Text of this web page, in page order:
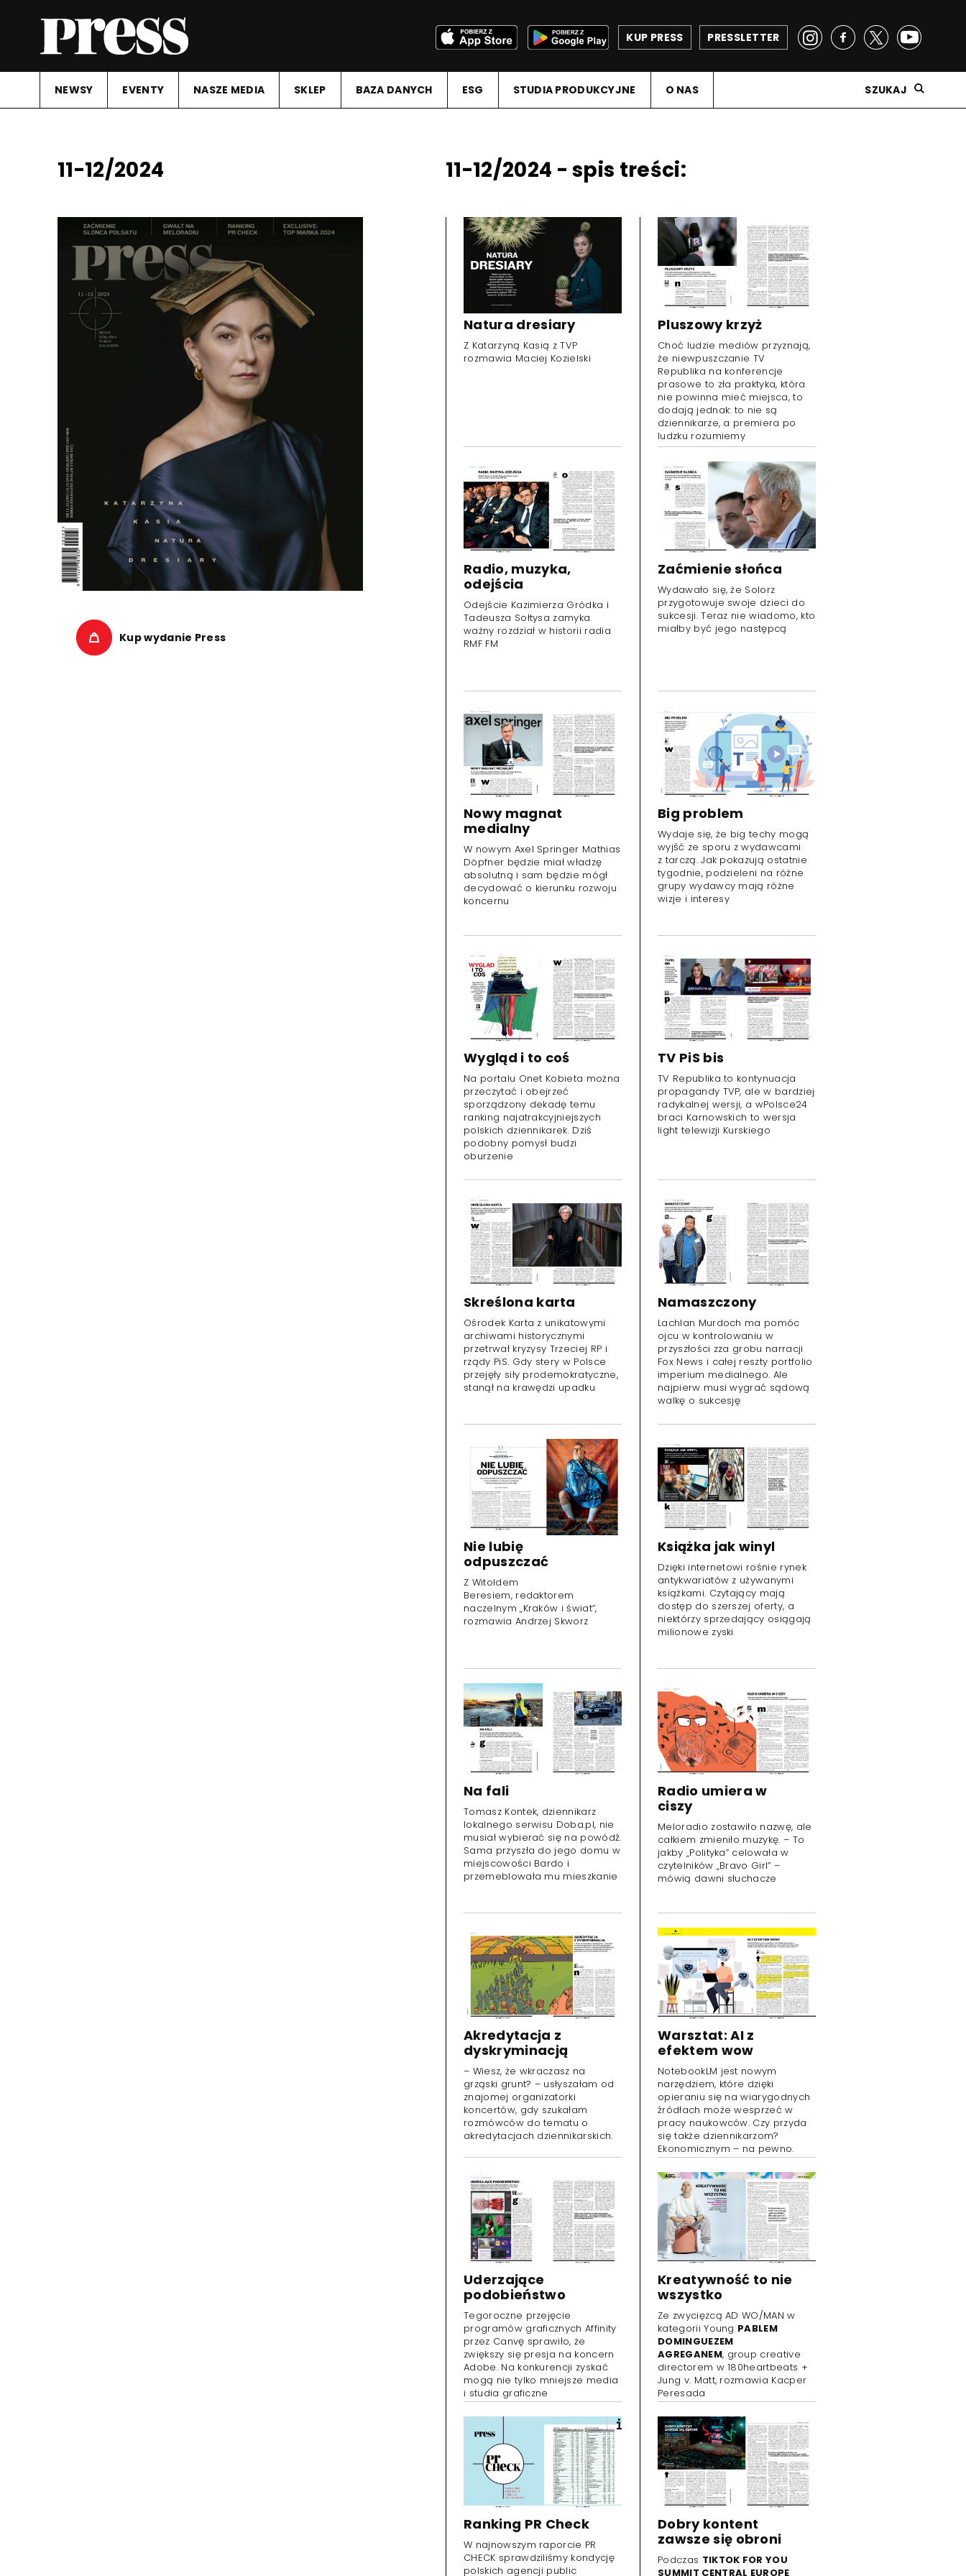
PRESSLETTER
KUP PRESS
NEWSY EVENTY NASZE MEDIA SKLEP BAZA DANYCH ESG STUDIA PRODUKCYJNE O NAS SZUKAJ
11-12/2024
Kup wydanie Press
11-12/2024 - spis treści:
Natura dresiary
Z Katarzyną Kasią z TVP
rozmawia Maciej Kozielski
Pluszowy krzyż
Choć ludzie mediów przyznają,
że niewpuszczanie TV
Republika na konferencje
prasowe to zła praktyka, która
nie powinna mieć miejsca, to
dodają jednak: to nie są
dziennikarze, a premiera po
ludzku rozumiemy
Radio, muzyka,
odejścia
Odejście Kazimierza Gródka i
Tadeusza Sołtysa zamyka
ważny rozdział w historii radia
RMF FM
Zaćmienie słońca
Wydawało się, że Solorz
przygotowuje swoje dzieci do
sukcesji. Teraz nie wiadomo, kto
miałby być jego następcą
Nowy magnat
medialny
W nowym Axel Springer Mathias
Döpfner będzie miał władzę
absolutną i sam będzie mógł
decydować o kierunku rozwoju
koncernu
Big problem
Wydaje się, że big techy mogą
wyjść ze sporu z wydawcami
z tarczą. Jak pokazują ostatnie
tygodnie, podzieleni na różne
grupy wydawcy mają różne
wizje i interesy
Wygląd i to coś
Na portalu Onet Kobieta można
przeczytać i obejrzeć
sporządzony dekadę temu
ranking najatrakcyjniejszych
polskich dziennikarek. Dziś
podobny pomysł budzi
oburzenie
TV PiS bis
TV Republika to kontynuacja
propagandy TVP, ale w bardziej
radykalnej wersji, a wPolsce24
braci Karnowskich to wersja
light telewizji Kurskiego
Skreślona karta
Ośrodek Karta z unikatowymi
archiwami historycznymi
przetrwał kryzysy Trzeciej RP i
rządy PiS. Gdy stery w Polsce
przejęły siły prodemokratyczne,
stanął na krawędzi upadku
Namaszczony
Lachlan Murdoch ma pomóc
ojcu w kontrolowaniu w
przyszłości zza grobu narracji
Fox News i całej reszty portfolio
imperium medialnego. Ale
najpierw musi wygrać sądową
walkę o sukcesję
Nie lubię
odpuszczać
Z Witoldem
Beresiem, redaktorem
naczelnym „Kraków i świat”,
rozmawia Andrzej Skworz
Książka jak winyl
Dzięki internetowi rośnie rynek
antykwariatów z używanymi
książkami. Czytający mają
dostęp do szerszej oferty, a
niektórzy sprzedający osiągają
milionowe zyski
Na fali
Tomasz Kontek, dziennikarz
lokalnego serwisu Doba.pl, nie
musiał wybierać się na powódź.
Sama przyszła do jego domu w
miejscowości Bardo i
przemeblowała mu mieszkanie
Radio umiera w
ciszy
Meloradio zostawiło nazwę, ale
całkiem zmieniło muzykę. – To
jakby „Polityka” celowała w
czytelników „Bravo Girl” –
mówią dawni słuchacze
Akredytacja z
dyskryminacją
– Wiesz, że wkraczasz na
grząski grunt? – usłyszałam od
znajomej organizatorki
koncertów, gdy szukałam
rozmówców do tematu o
akredytacjach dziennikarskich.
Warsztat: AI z
efektem wow
NotebookLM jest nowym
narzędziem, które dzięki
opieraniu się na wiarygodnych
źródłach może wesprzeć w
pracy naukowców. Czy przyda
się także dziennikarzom?
Ekonomicznym – na pewno.
Uderzające
podobieństwo
Tegoroczne przejęcie
programów graficznych Affinity
przez Canvę sprawiło, że
zwiększy się presja na koncern
Adobe. Na konkurencji zyskać
mogą nie tylko mniejsze media
i studia graficzne
Kreatywność to nie
wszystko
Ze zwycięzcą AD WO/MAN w
kategorii Young PABLEM
DOMINGUEZEM
AGREGANEM, group creative
directorem w 180heartbeats +
Jung v. Matt, rozmawia Kacper
Peresada
Ranking PR Check
W najnowszym raporcie PR
CHECK sprawdziliśmy kondycję
polskich agencji public
Dobry kontent
zawsze się obroni
Podczas TIKTOK FOR YOU
SUMMIT CENTRAL EUROPE